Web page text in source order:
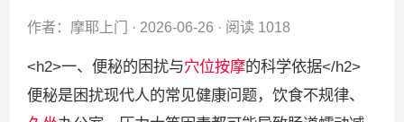
作者：摩耶上门 · 2026-06-26 · 阅读 1018
<h2>一、便秘的困扰与穴位按摩的科学依据</h2>
便秘是困扰现代人的常见健康问题，饮食不规律、